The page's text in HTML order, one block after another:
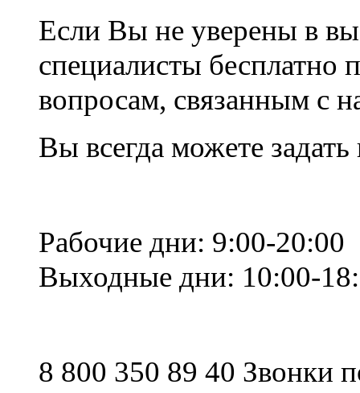
Если Вы не уверены в
специалисты
вопросам, связанным с
Вы всегда можете
Рабочие дни: 9:00-20:00
Выходные дни: 10:00-
8 800 350 89 40 Звонки